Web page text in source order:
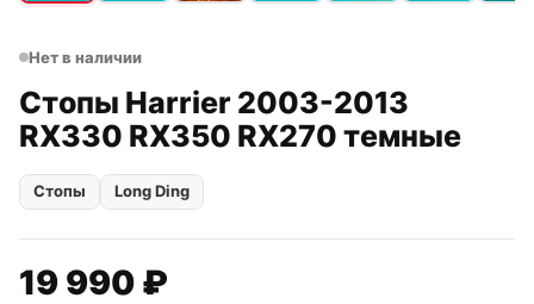
Нет в наличии
Стопы Harrier 2003-2013
RX330 RX350 RX270 темные
Стопы Long Ding
19 990 ₽